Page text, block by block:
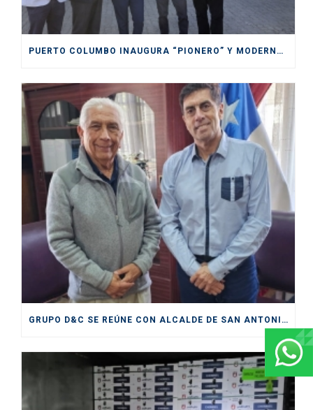
PUERTO COLUMBO INAUGURA “PIONERO” Y MODERNO SITIO DE INSPECCIÓN SAG EN SAN ANTONIO
GRUPO D&C SE REÚNE CON ALCALDE DE SAN ANTONIO